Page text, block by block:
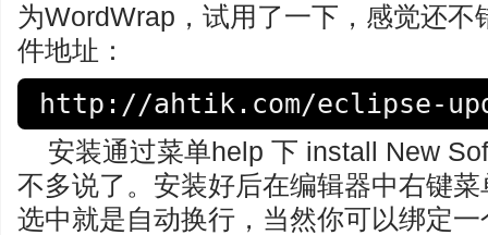
为WordWrap，试用了一下，感觉还
件地址：
http://ahtik.com/eclipse-
安装通过菜单help 下 install New
不多说了。安装好后在编辑器中右键
选中就是自动换行，当然你可以绑定